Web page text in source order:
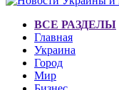
ВСЕ РАЗДЕЛЫ
Главная
Украина
Город
Мир